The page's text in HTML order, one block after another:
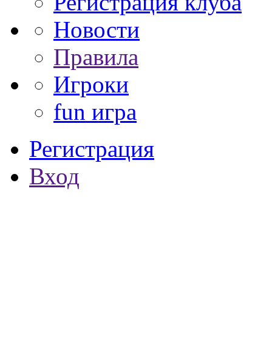
Новости
Правила
Игроки
fun игра
Регистрация
Вход